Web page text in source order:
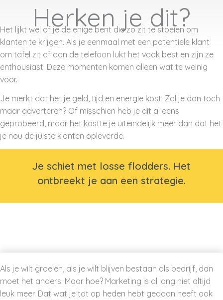
Herken je dit?
Het lijkt wel of je de enige bent die zo zit te stoeien om
klanten te krijgen. Als je eenmaal met een potentiele klant
om tafel zit of aan de telefoon lukt het vaak best en zijn ze
enthousiast. Deze momenten komen alleen wat te weinig
voor.
Je merkt dat het je geld, tijd en energie kost. Zal je dan toch
maar adverteren? Of misschien heb je dit al eens
geprobeerd, maar het kostte je uiteindelijk meer dan dat het
je nou de juiste klanten opleverde.
Je schiet met losse flodders. Het
ontbreekt je aan een strategie.
Als je wilt groeien, als je wilt blijven bestaan als bedrijf, dan
moet het anders. Maar hoe? Marketing is al lang niet altijd
leuk meer. Dat wat je tot op heden hebt gedaan heeft ook